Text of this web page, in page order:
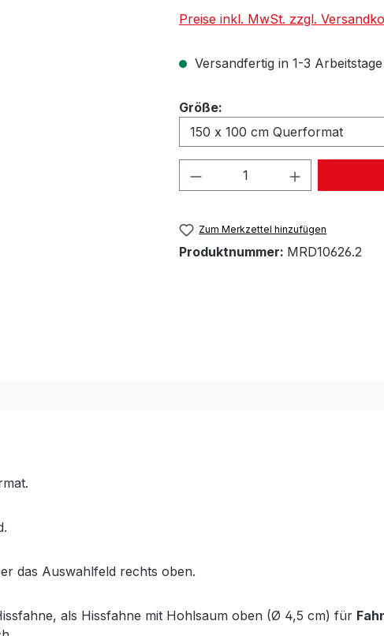
Preise inkl. MwSt. zzgl.
Versandfertig in 1-3 Arbeitstage
Größe:
Produkt Anzahl: Gib
Zum Merkzettel hinzufügen
Produktnummer: MRD10626.2
das Auswahlfeld rechts oben.
als Hissfahne mit Hohlsaum oben (Ø 4,5 cm) für